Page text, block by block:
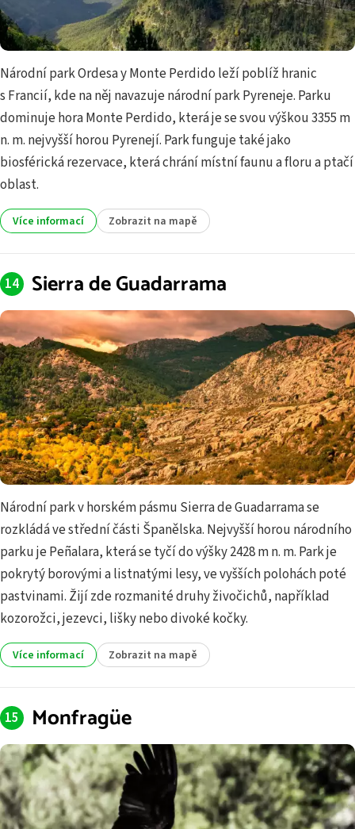
Národní park Ordesa y Monte Perdido leží poblíž hranic
s Francií, kde na něj navazuje národní park Pyreneje. Parku
dominuje hora Monte Perdido, která je se svou výškou 3355 m
n. m. nejvyšší horou Pyrenejí. Park funguje také jako
biosférická rezervace, která chrání místní faunu a floru a ptačí
oblast.
Více informací Zobrazit na mapě
Sierra de Guadarrama
Národní park v horském pásmu Sierra de Guadarrama se
rozkládá ve střední části Španělska. Nejvyšší horou národního
parku je Peñalara, která se tyčí do výšky 2428 m n. m. Park je
pokrytý borovými a listnatými lesy, ve vyšších polohách poté
pastvinami. Žijí zde rozmanité druhy živočichů, například
kozorožci, jezevci, lišky nebo divoké kočky.
Více informací Zobrazit na mapě
Monfragüe